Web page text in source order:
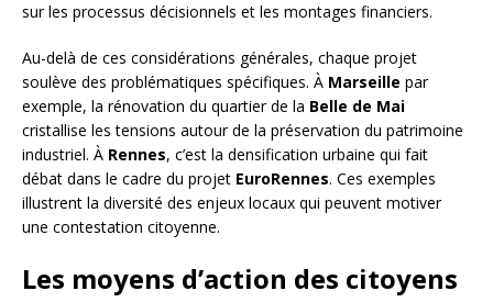
sur les processus décisionnels et les montages financiers.
Au-delà de ces considérations générales, chaque projet
soulève des problématiques spécifiques. À Marseille par
exemple, la rénovation du quartier de la Belle de Mai
cristallise les tensions autour de la préservation du patrimoine
industriel. À Rennes, c’est la densification urbaine qui fait
débat dans le cadre du projet EuroRennes. Ces exemples
illustrent la diversité des enjeux locaux qui peuvent motiver
une contestation citoyenne.
Les moyens d’action des citoyens